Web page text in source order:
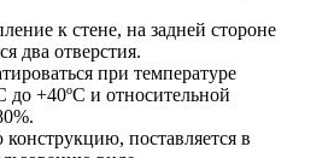
к стене, на задней стороне
два отверстия.
при температуре
до +40ºС и относительной
поставляется в